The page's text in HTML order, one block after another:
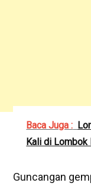
Baca Juga :
Kali di Lombok
Guncangan